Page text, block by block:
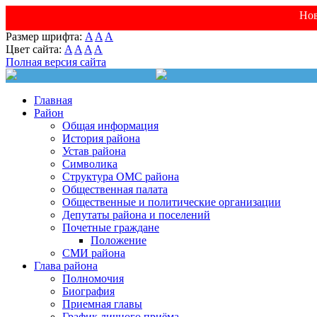
Размер шрифта: A A A
Цвет сайта: A A A A
Полная версия сайта
Главная
Район
Общая информация
История района
Устав района
Символика
Структура ОМС района
Общественная палата
Общественные и политические организации
Депутаты района и поселений
Почетные граждане
Положение
СМИ района
Глава района
Полномочия
Биография
Приемная главы